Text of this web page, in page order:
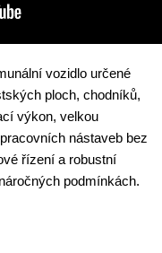
vozidlo určené
ploch, chodníků,
výkon, velkou
nástaveb bez
řízení a robustní
podmínkách.